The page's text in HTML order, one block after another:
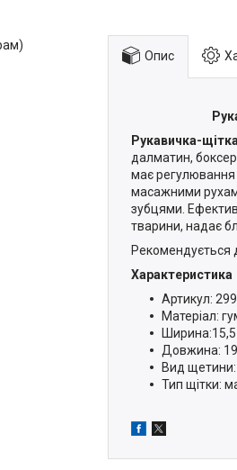
Опис
Рукавичка-
далматин,
має регулювання
масажними
зубцями.
тварини, надає
Рекомендується
Характеристика
Артикул:
Матеріал:
Довжина:
Вид
Тип щітки: